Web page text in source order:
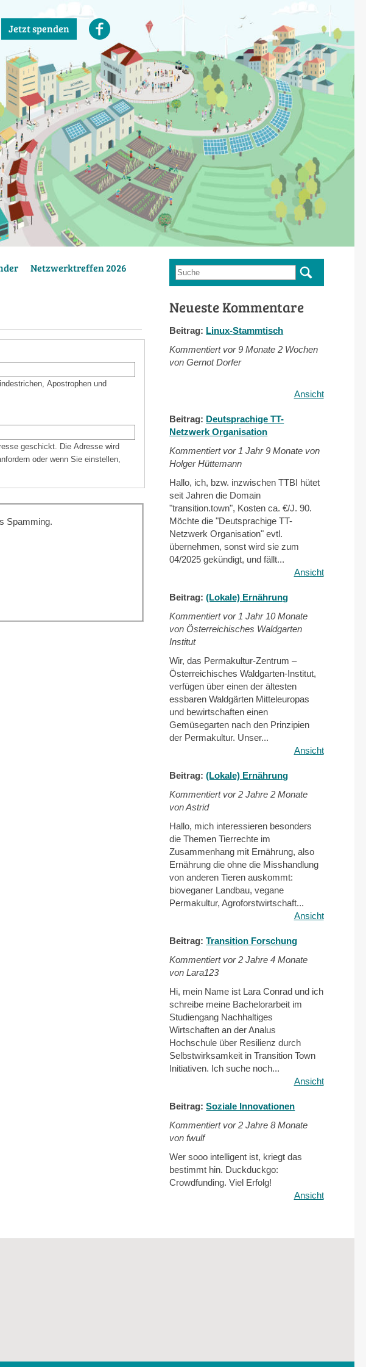
Jetzt spenden
Netzwerktreffen 2026
Apostrophen und
geschickt. Die Adresse wird
oder wenn Sie einstellen,
Spamming.
Suchformular
Suche
Neueste Kommentare
Beitrag: Linux-Stammtisch
Kommentiert vor9 Monate 2 Wochen
von Gernot Dorfer
Ansicht
Beitrag: Deutsprachige TT-
Netzwerk Organisation
Kommentiert vor 1 Jahr 9 Monate von
Holger Hüttemann
Hallo, ich, bzw. inzwischen TTBI hütet
seit Jahren die Domain
"transition.town", Kosten ca. €/J. 90.
Möchte die "Deutsprachige TT-
Netzwerk Organisation" evtl.
übernehmen, sonst wird sie zum
04/2025 gekündigt, und fällt...
Ansicht
Beitrag:(Lokale) Ernährung
Kommentiert vor 1 Jahr 10 Monate
von Österreichisches Waldgarten
Institut
Wir, das Permakultur-Zentrum –
Österreichisches Waldgarten-Institut,
verfügen über einen der ältesten
essbaren Waldgärten Mitteleuropas
und bewirtschaften einen
Gemüsegarten nach den Prinzipien
der Permakultur. Unser...
Ansicht
Beitrag:(Lokale) Ernährung
Kommentiert vor2 Jahre 2 Monate
von Astrid
Hallo, mich interessieren besonders
die Themen Tierrechte im
Zusammenhang mit Ernährung, also
Ernährung die ohne die Misshandlung
von anderen Tieren auskommt:
bioveganer Landbau, vegane
Permakultur, Agroforstwirtschaft...
Ansicht
Beitrag:Transition Forschung
Kommentiert vor2 Jahre 4 Monate
von Lara123
Hi, mein Name ist Lara Conrad und ich
schreibe meine Bachelorarbeit im
Studiengang Nachhaltiges
Wirtschaften an der Analus
Hochschule über Resilienz durch
Selbstwirksamkeit in Transition Town
Initiativen. Ich suche noch...
Ansicht
Beitrag:Soziale Innovationen
Kommentiert vor2 Jahre 8 Monate
von fwulf
Wer sooo intelligent ist, kriegt das
bestimmt hin. Duckduckgo:
Crowdfunding. Viel Erfolg!
Ansicht